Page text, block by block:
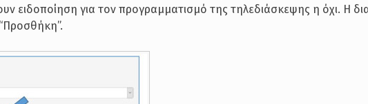
ειδοποίηση για τον προγραμματισμό της τηλεδιάσκεψης η όχι. Η